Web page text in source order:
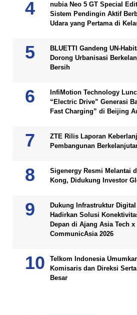
nubia Neo 5 GT Special
Sistem Pendingin Aktif
Udara yang Pertama di
BLUETTI Gandeng UN-
Dorong Urbanisasi
Bersih
InfiMotion Technology
“Electric Drive” Generasi
Fast Charging” di Beijing
ZTE Rilis Laporan
Pembangunan
Sigenergy Resmi Melantai
Kong, Didukung Investor
Dukung Infrastruktur Digital
Hadirkan Solusi
Depan di Ajang Asia Tech
CommunicAsia 2026
Telkom Indonesia
Komisaris dan Direksi
Besar